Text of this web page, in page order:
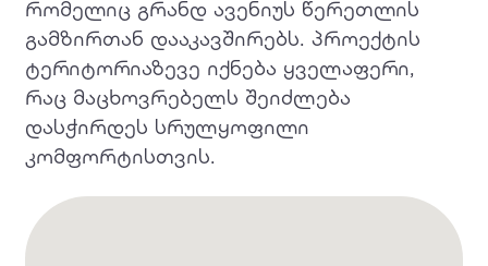
რომელიც გრანდ ავენიუს წერეთლის
გამზირთან დააკავშირებს. პროექტის
ტერიტორიაზევე იქნება ყველაფერი,
რაც მაცხოვრებელს შეიძლება
დასჭირდეს სრულყოფილი
კომფორტისთვის.